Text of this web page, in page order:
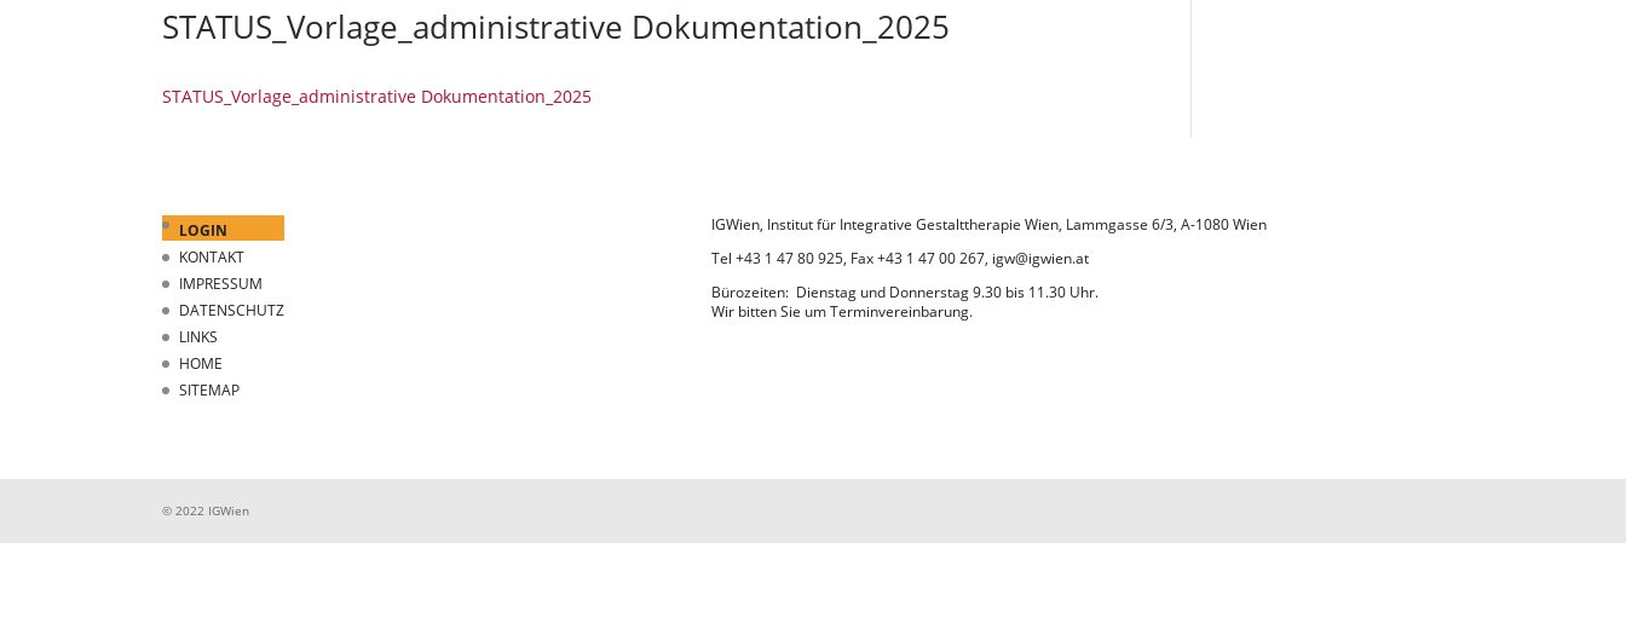
STATUS_Vorlage_administrative Dokumentation_2025
STATUS_Vorlage_administrative Dokumentation_2025
LOGIN
KONTAKT
IMPRESSUM
DATENSCHUTZ
LINKS
HOME
SITEMAP
IGWien, Institut für Integrative Gestalttherapie Wien, Lammgasse 6/3, A-1080 Wien
Tel +43 1 47 80 925, Fax +43 1 47 00 267, igw@igwien.at
Bürozeiten: Dienstag und Donnerstag 9.30 bis 11.30 Uhr.
Wir bitten Sie um Terminvereinbarung.
© 2022 IGWien